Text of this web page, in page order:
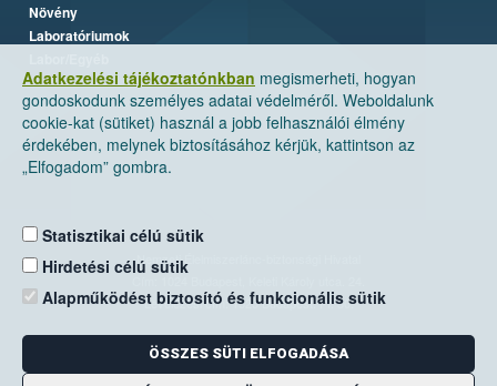
Adatkezelési tájékoztatónkban megismerheti, hogyan
gondoskodunk személyes adatai védelméről. Weboldalunk
cookie-kat (sütiket) használ a jobb felhasználói élmény
érdekében, melynek biztosításához kérjük, kattintson az
„Elfogadom” gombra.
Statisztikai célú sütik
Hirdetési célú sütik
Alapműködést biztosító és funkcionális sütik
ÖSSZES SÜTI ELFOGADÁSA
Növény
Laboratóriumok
Nemzeti Élelmiszerlánc-biztonsági Hivatal
Levelezési cím: 1525 Budapest. Pf. 30.
E-mail:ugyfelszolgalat@nebih.gov.hu